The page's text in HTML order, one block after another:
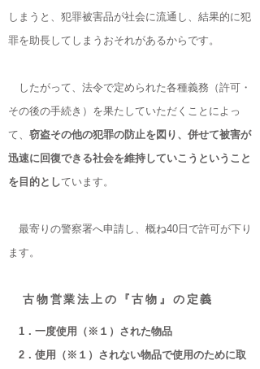
しまうと、犯罪被害品が社会に流通し、 結果的に犯
罪を助長してしまうおそれがあるからです。
したがって、法令で定められた各種義務（許可・
その後の手続き）を果たしていただくことによっ
て、 窃盗その他の犯罪の防止を図り、併せて被害が
迅速に回復できる社会を維持していこうということ
を目的としています。
​ 最寄りの警察署へ申請し、概ね40日で許可が下り
ます。
古物営業法上の『古物』の定義
1．一度使用（※１）された物品
2．使用（※１）されない物品で使用のために取